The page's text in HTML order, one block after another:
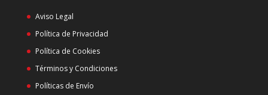
Aviso Legal
Política de Privacidad
Política de Cookies
Términos y Condiciones
Políticas de Envío